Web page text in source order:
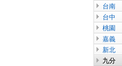
台南
台中
桃園
嘉義
新北
九分